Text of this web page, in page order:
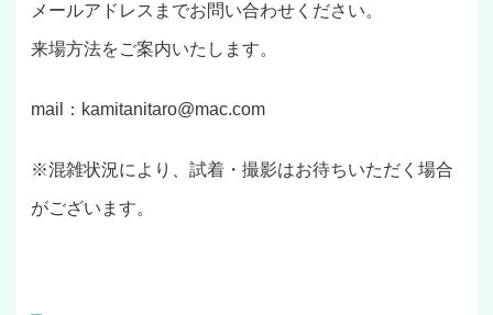
メールアドレスまでお問い合わせください。
来場方法をご案内いたします。
mail：kamitanitaro@mac.com
※混雑状況により、試着・撮影はお待ちいただく場合
がございます。